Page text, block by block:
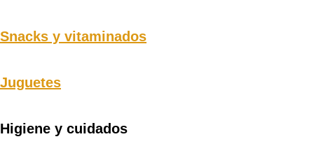
Snacks y vitaminados
Juguetes
Higiene y cuidados